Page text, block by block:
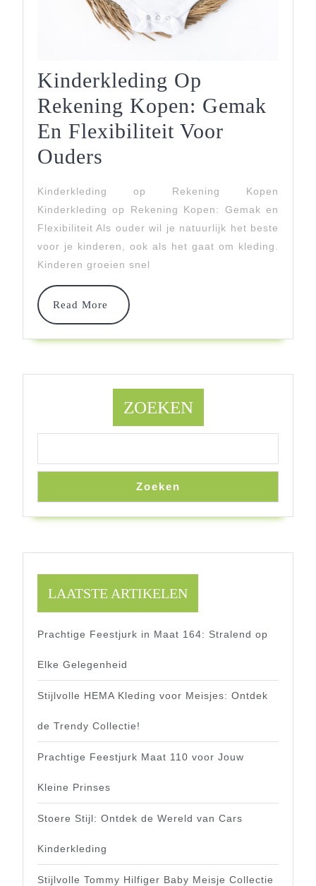
Kinderkleding Op
Rekening Kopen: Gemak
En Flexibiliteit Voor
Ouders
Rekening
Kopen:
Gemak
En
Flexibiliteit
Voor
Kinderkleding op Rekening Kopen
Kinderkleding op Rekening Kopen: Gemak en
Flexibiliteit Als ouder wil je natuurlijk het beste
voor je kinderen, ook als het gaat om kleding.
Kinderen groeien snel
Read More
Read
More
ZOEKEN
Zoeken
LAATSTE ARTIKELEN
Prachtige Feestjurk in Maat 164: Stralend op
Elke Gelegenheid
Stijlvolle HEMA Kleding voor Meisjes: Ontdek
de Trendy Collectie!
Prachtige Feestjurk Maat 110 voor Jouw
Kleine Prinses
Stoere Stijl: Ontdek de Wereld van Cars
Kinderkleding
Stijlvolle Tommy Hilfiger Baby Meisje Collectie